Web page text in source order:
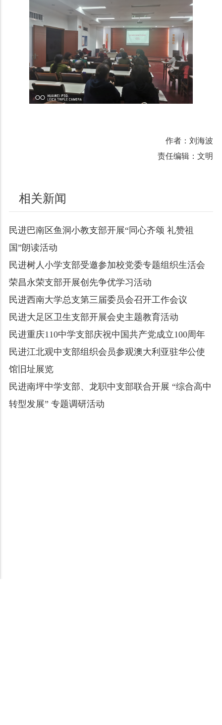
作者：刘海波
责任编辑：文明
相关新闻
民进巴南区鱼洞小教支部开展“同心齐颂 礼赞祖
国”朗读活动
民进树人小学支部受邀参加校党委专题组织生活会
荣昌永荣支部开展创先争优学习活动
民进西南大学总支第三届委员会召开工作会议
民进大足区卫生支部开展会史主题教育活动
民进重庆110中学支部庆祝中国共产党成立100周年
民进江北观中支部组织会员参观澳大利亚驻华公使
馆旧址展览
民进南坪中学支部、龙职中支部联合开展 “综合高中
转型发展” 专题调研活动